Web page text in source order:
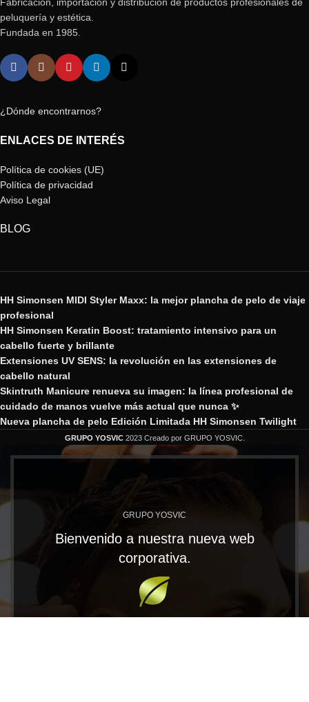
peluquería y estética.
Fundada en 1985.
¿Dónde encontrarnos?
ENLACES DE INTERÉS
Política de cookies (UE)
Política de privacidad
Aviso Legal
BLOG
HH Simonsen MIDI Styler Maxx: la mejor plancha de pelo de viaje
profesional
HH Simonsen Keratin Boost: tratamiento intensivo para un
cabello fuerte y brillante
Extensiones UV SENS: la revolución en las extensiones de
cabello natural
Skintruth Manicure renueva su imagen: la línea profesional de
cuidado de manos vuelve más actual que nunca ✨
Nueva plancha de pelo Edición Limitada HH Simonsen Twilight
GRUPO YOSVIC 2023 Creado por GRUPO YOSVIC.
GRUPO YOSVIC
Bienvenido a nuestra nueva web
corporativa.